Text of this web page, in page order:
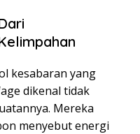
kesabaran yang
dikenal tidak
Mereka
menyebut energi